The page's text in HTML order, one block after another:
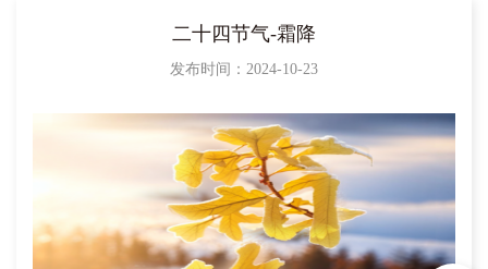
二十四节气-霜降
发布时间：2024-10-23